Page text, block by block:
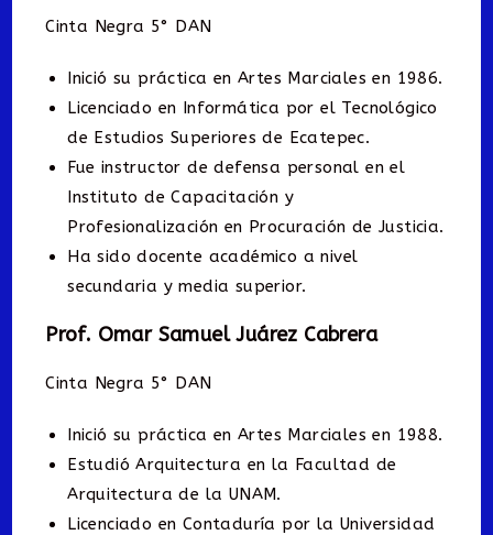
Cinta Negra 5° DAN
Inició su práctica en Artes Marciales en 1986.
Licenciado en Informática por el Tecnológico
de Estudios Superiores de Ecatepec.
Fue instructor de defensa personal en el
Instituto de Capacitación y
Profesionalización en Procuración de Justicia.
Ha sido docente académico a nivel
secundaria y media superior.
Prof. Omar Samuel Juárez Cabrera
Cinta Negra 5° DAN
Inició su práctica en Artes Marciales en 1988.
Estudió Arquitectura en la Facultad de
Arquitectura de la UNAM.
Licenciado en Contaduría por la Universidad